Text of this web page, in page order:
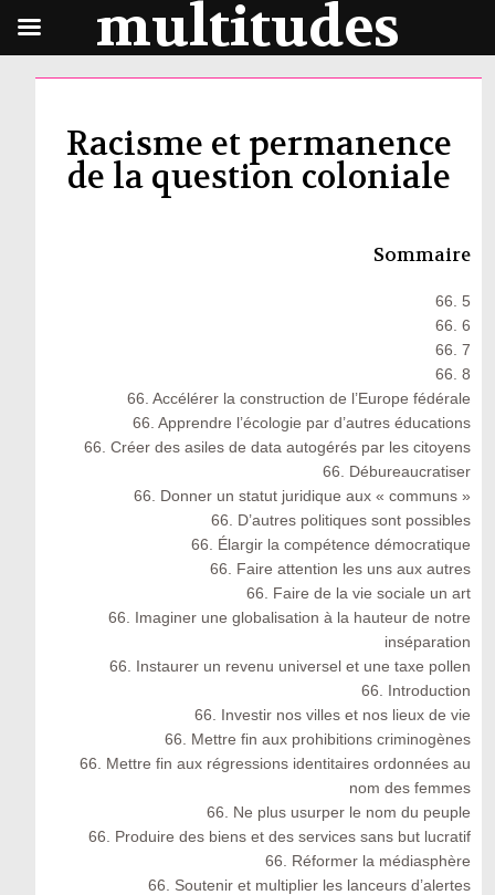
Racisme et permanence
de la question coloniale
Sommaire
66. 5
66. 6
66. 7
66. 8
66. Accélérer la construction de l’Europe fédérale
66. Apprendre l’écologie par d’autres éducations
66. Créer des asiles de data autogérés par les citoyens
66. Débureaucratiser
66. Donner un statut juridique aux « communs »
66. D’autres politiques sont possibles
66. Élargir la compétence démocratique
66. Faire attention les uns aux autres
66. Faire de la vie sociale un art
66. Imaginer une globalisation à la hauteur de notre
inséparation
66. Instaurer un revenu universel et une taxe pollen
66. Introduction
66. Investir nos villes et nos lieux de vie
66. Mettre fin aux prohibitions criminogènes
66. Mettre fin aux régressions identitaires ordonnées au
nom des femmes
66. Ne plus usurper le nom du peuple
66. Produire des biens et des services sans but lucratif
66. Réformer la médiasphère
66. Soutenir et multiplier les lanceurs d’alertes
multitudes